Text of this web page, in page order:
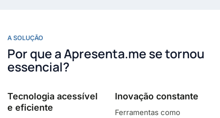
A SOLUÇÃO
Por que a Apresenta.me se tornou
essencial?​
Tecnologia acessível
e eficiente​
Inovação constante​
Ferramentas como